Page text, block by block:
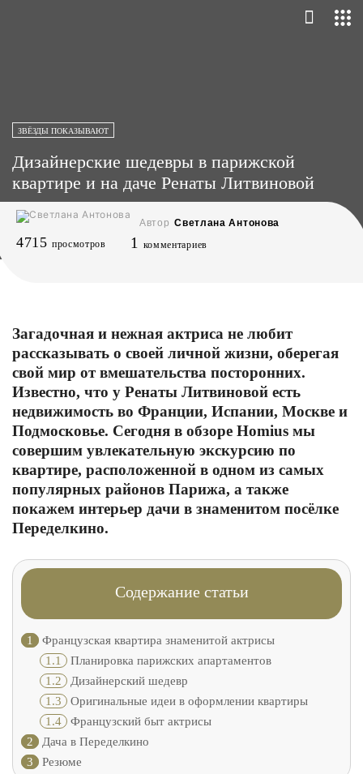
ЗВЁЗДЫ ПОКАЗЫВАЮТ
Дизайнерские шедевры в парижской
квартире и на даче Ренаты Литвиновой
Автор Светлана Антонова
4715 просмотров 1 комментариев
Загадочная и нежная актриса не любит
рассказывать о своей личной жизни, оберегая
свой мир от вмешательства посторонних.
Известно, что у Ренаты Литвиновой есть
недвижимость во Франции, Испании, Москве и
Подмосковье. Сегодня в обзоре Homius мы
совершим увлекательную экскурсию по
квартире, расположенной в одном из самых
популярных районов Парижа, а также
покажем интерьер дачи в знаменитом посёлке
Переделкино.
Содержание статьи
1
Французская квартира знаменитой актрисы
1.1 Планировка парижских апартаментов
1.2 Дизайнерский шедевр
1.3 Оригинальные идеи в оформлении квартиры
1.4 Французский быт актрисы
2
Дача в Переделкино
3
Резюме